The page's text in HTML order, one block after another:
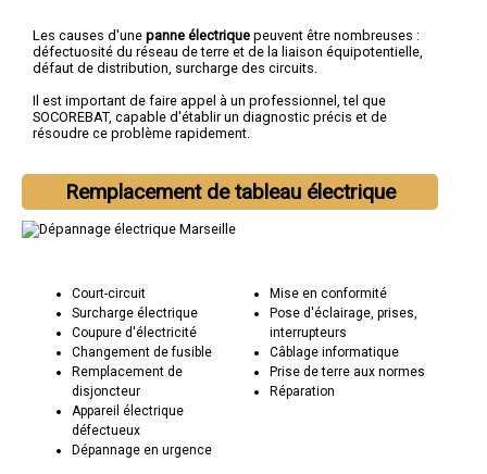
Les causes d'une panne électrique peuvent être nombreuses :
défectuosité du réseau de terre et de la liaison équipotentielle,
défaut de distribution, surcharge des circuits.
Il est important de faire appel à un professionnel, tel que
SOCOREBAT, capable d'établir un diagnostic précis et de
résoudre ce problème rapidement.
Remplacement de tableau électrique
Court-circuit
Surcharge électrique
Coupure d'électricité
Changement de fusible
Remplacement de
disjoncteur
Appareil électrique
défectueux
Dépannage en urgence
Mise en conformité
Pose d'éclairage, prises,
interrupteurs
Câblage informatique
Prise de terre aux normes
Réparation